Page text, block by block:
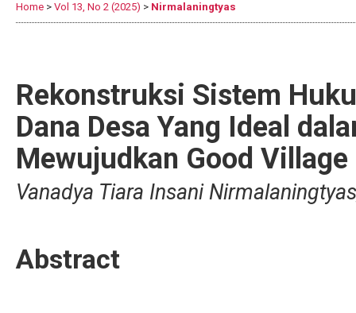
Home > Vol 13, No 2 (2025) > Nirmalaningtyas
Rekonstruksi Sistem
Dana Desa Yang Ideal
Mewujudkan Good
Vanadya Tiara Insani
Abstract